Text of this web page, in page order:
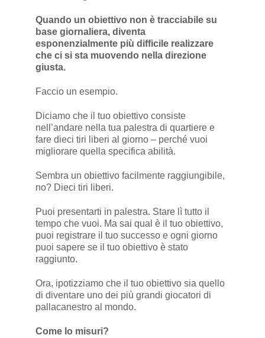
Quando un obiettivo non è tracciabile su
base giornaliera, diventa
esponenzialmente più difficile realizzare
che ci si sta muovendo nella direzione
giusta.
Faccio un esempio.
Diciamo che il tuo obiettivo consiste
nell’andare nella tua palestra di quartiere e
fare dieci tiri liberi al giorno – perché vuoi
migliorare quella specifica abilità.
Sembra un obiettivo facilmente raggiungibile,
no? Dieci tiri liberi.
Puoi presentarti in palestra. Stare lì tutto il
tempo che vuoi. Ma sai qual è il tuo obiettivo,
puoi registrare il tuo successo e ogni giorno
puoi sapere se il tuo obiettivo è stato
raggiunto.
Ora, ipotizziamo che il tuo obiettivo sia quello
di diventare uno dei più grandi giocatori di
pallacanestro al mondo.
Come lo misuri?